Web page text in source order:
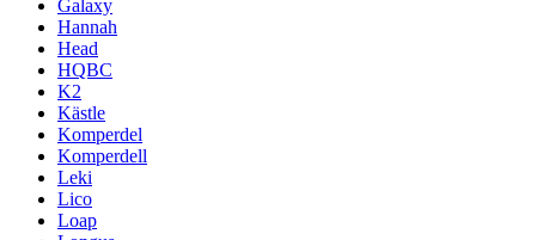
Galaxy
Hannah
Head
HQBC
K2
Kästle
Komperdel
Komperdell
Leki
Lico
Loap